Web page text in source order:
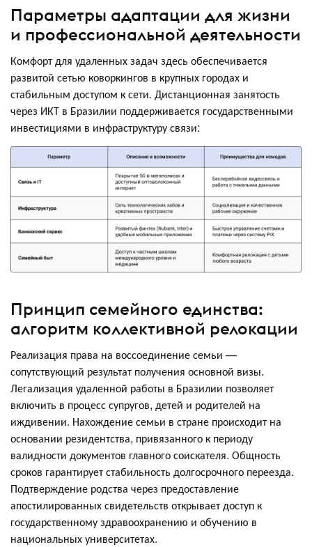
Параметры адаптации для жизни
и профессиональной деятельности
Комфорт для удаленных задач здесь обеспечивается
развитой сетью коворкингов в крупных городах и
стабильным доступом к сети. Дистанционная занятость
через ИКТ в Бразилии поддерживается государственными
инвестициями в инфраструктуру связи:
Принцип семейного единства:
алгоритм коллективной релокации
Реализация права на воссоединение семьи —
сопутствующий результат получения основной визы.
Легализация удаленной работы в Бразилии позволяет
включить в процесс супругов, детей и родителей на
иждивении. Нахождение семьи в стране происходит на
основании резидентства, привязанного к периоду
валидности документов главного соискателя. Общность
сроков гарантирует стабильность долгосрочного переезда.
Подтверждение родства через предоставление
апостилированных свидетельств открывает доступ к
государственному здравоохранению и обучению в
национальных университетах.